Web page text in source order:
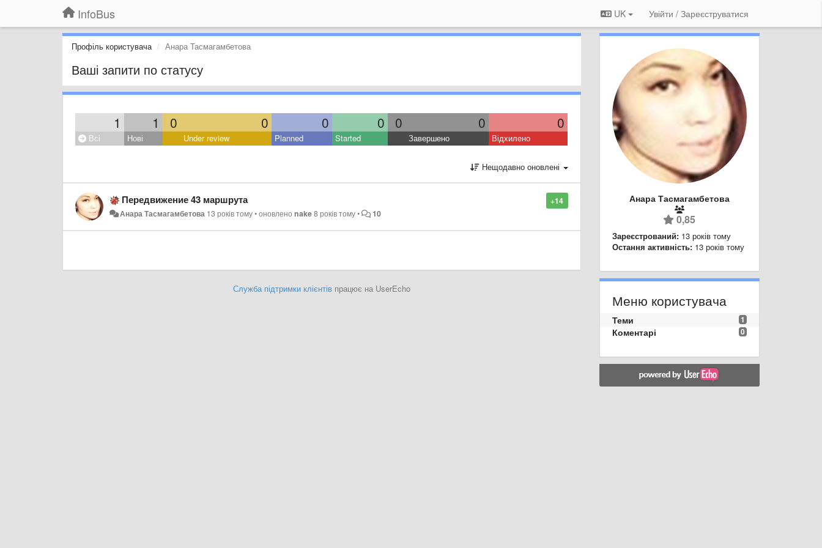
InfoBus UK Увійти / Зареєструватися
Профіль користувача Анара Тасмагамбетова
Ваші запити по статусу
1 1 0 0 0 0 0 0 0
Всі Нові Under review Planned Started Завершено Відхилено
Нещодавно оновлені
+14
Передвижение 43 маршрута
Анара Тасмагамбетова 13 років тому•оновленоnake8 років тому• 10
Служба підтримки клієнтівпрацює на UserEcho
Анара Тасмагамбетова
0,85
Зареєстрований: 13 років тому
Остання активність: 13 років тому
Меню користувача
1
Теми
0
Коментарі